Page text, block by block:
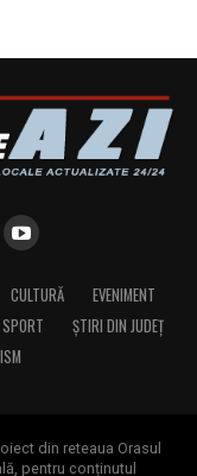
CULTURĂ
EVENIMENT
SPORT
ȘTIRI DIN JUDEȚ
din reteaua Orasul
pentru conținutul